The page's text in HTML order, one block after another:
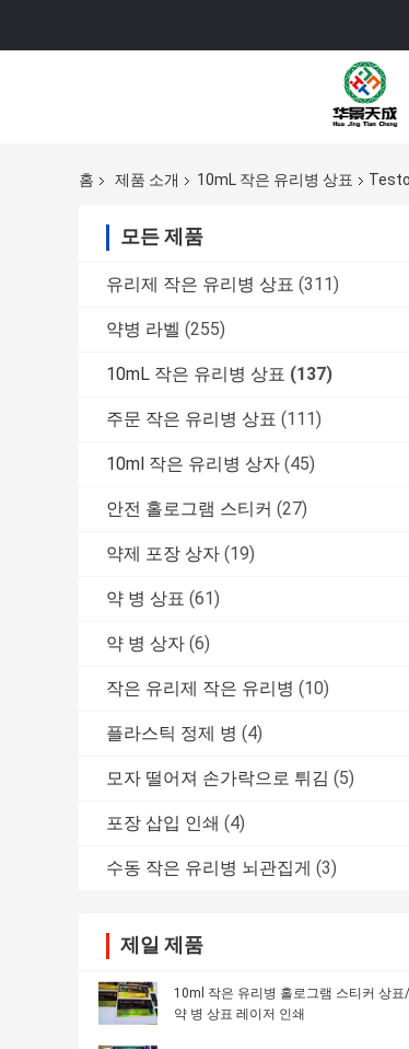
홈 제품 소개 10mL 작은 유리병 상표
모든 제품
유리제 작은 유리병 상표 (311)
약병 라벨 (255)
10mL 작은 유리병 상표 (137)
주문 작은 유리병 상표 (111)
10ml 작은 유리병 상자 (45)
안전 홀로그램 스티커 (27)
약제 포장 상자 (19)
약 병 상표 (61)
약 병 상자 (6)
작은 유리제 작은 유리병 (10)
플라스틱 정제 병 (4)
모자 떨어져 손가락으로 튀김 (5)
포장 삽입 인쇄 (4)
수동 작은 유리병 뇌관집게 (3)
제일 제품
10ml 작은 유리병 홀로그램 스티커 상표/
약 병 상표 레이저 인쇄